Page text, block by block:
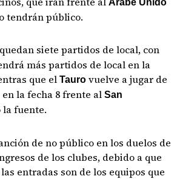
Árabe Unido
tendrán público.
siete partidos de local, con
más partidos de local en la
que elTauro vuelve a jugar de
la fecha 8 frente al San
la fuente.
de no público en los duelos de
de los clubes, debido a que
entradas son de los equipos que